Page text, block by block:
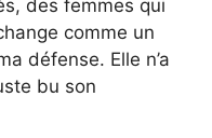
des femmes qui
comme un
défense. Elle n’a
bu son